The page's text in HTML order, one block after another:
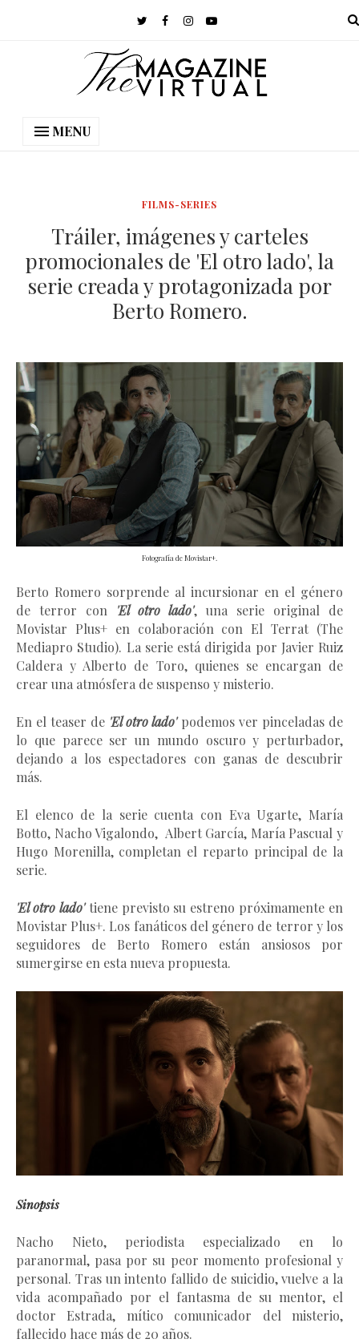
MENU
FILMS-SERIES
Tráiler, imágenes y carteles
promocionales de 'El otro lado', la
serie creada y protagonizada por
Berto Romero.
Fotografía de Movistar+.
Berto Romero sorprende al incursionar en el género
de terror con
'El otro lado', una serie original de
Movistar Plus+ en colaboración con El Terrat (The
Mediapro Studio). La serie está dirigida por Javier Ruiz
Caldera y Alberto de Toro, quienes se encargan de
crear una atmósfera de suspenso y misterio.
En el teaser de 'El otro lado'podemos ver pinceladas de
lo que parece ser un mundo oscuro y perturbador,
dejando a los espectadores con ganas de descubrir
más.
El elenco de la serie cuenta con Eva Ugarte, María
Botto, Nacho Vigalondo, Albert García, María Pascual y
Hugo Morenilla, completan el reparto principal de la
serie.
'El otro lado'tiene previsto su estreno próximamente en
Movistar Plus+. Los fanáticos del género de terror y los
seguidores de Berto Romero están ansiosos por
sumergirse en esta nueva propuesta.
Sinopsis
Nacho Nieto, periodista especializado en lo
paranormal, pasa por su peor momento profesional y
personal. Tras un intento fallido de suicidio, vuelve a la
vida acompañado por el fantasma de su mentor, el
doctor Estrada, mítico comunicador del misterio,
fallecido hace más de 20 años.